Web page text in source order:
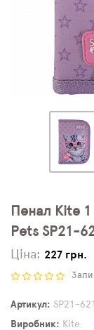
Пенал Kite 1
Pets SP21-
Ціна: 227 грн.
Артикул
SP21-621
Виробник
Kite